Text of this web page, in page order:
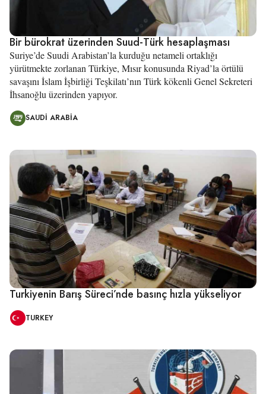
Bir bürokrat üzerinden Suud-Türk hesaplaşması
Suriye’de Suudi Arabistan’la kurduğu netameli ortaklığı
yürütmekte zorlanan Türkiye, Mısır konusunda Riyad’la örtülü
savaşını İslam İşbirliği Teşkilatı’nın Türk kökenli Genel Sekreteri
İhsanoğlu üzerinden yapıyor.
SAUDI ARABIA
Turkiyenin Barış Süreci’nde basınç hızla yükseliyor
TURKEY